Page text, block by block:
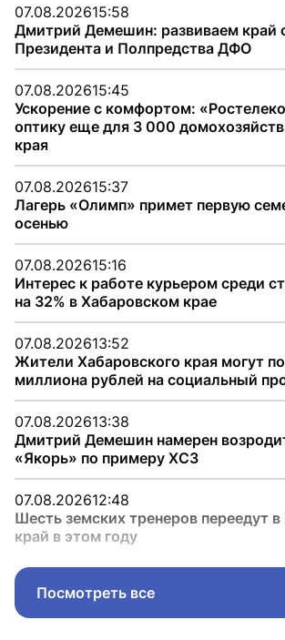
07.08.202615:58
Дмитрий Демешин: развиваем край
Президента и Полпредства ДФО
07.08.202615:45
Ускорение с комфортом:
оптику еще для 3 000
края
07.08.202615:37
Лагерь «Олимп» примет первую
осенью
07.08.202615:16
Интерес к работе курьером среди
на 32% в Хабаровском крае
07.08.202613:52
Жители Хабаровского края могут
миллиона рублей на социальный
07.08.202613:38
Дмитрий Демешин намерен
«Якорь» по примеру ХСЗ
07.08.202612:48
Шесть земских тренеров переедут
край в этом году
Посмотреть все